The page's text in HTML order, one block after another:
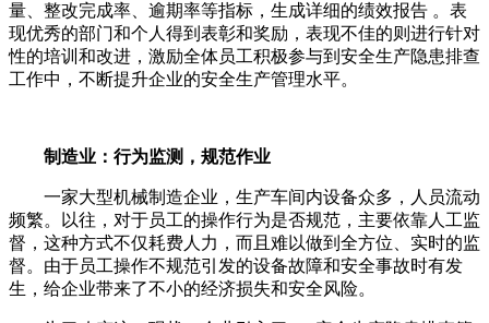
量、整改完成率、逾期率等指标，生成详细的绩效报告 。表
现优秀的部门和个人得到表彰和奖励，表现不佳的则进行针对
性的培训和改进，激励全体员工积极参与到安全生产隐患排查
工作中，不断提升企业的安全生产管理水平。
制造业：行为监测，规范作业
一家大型机械制造企业，生产车间内设备众多，人员流动
频繁。以往，对于员工的操作行为是否规范，主要依靠人工监
督，这种方式不仅耗费人力，而且难以做到全方位、实时的监
督。由于员工操作不规范引发的设备故障和安全事故时有发
生，给企业带来了不小的经济损失和安全风险。